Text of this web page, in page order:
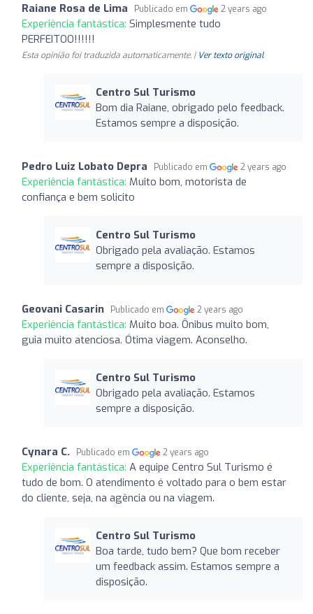
Raiane Rosa de Lima Publicado em 2 years ago
Experiência fantástica: Simplesmente tudo
PERFEITOO!!!!!!
Esta opinião foi traduzida automaticamente. | Ver texto original
Centro Sul Turismo
Bom dia Raiane, obrigado pelo feedback.
Estamos sempre a disposição.
Pedro Luiz Lobato Depra Publicado em 2 years ago
Experiência fantástica: Muito bom, motorista de
confiança e bem solicito
Centro Sul Turismo
Obrigado pela avaliação. Estamos
sempre a disposição.
Geovani Casarin Publicado em 2 years ago
Experiência fantástica: Muito boa. Ônibus muito bom,
guia muito atenciosa. Ótima viagem. Aconselho.
Centro Sul Turismo
Obrigado pela avaliação. Estamos
sempre a disposição.
Cynara C. Publicado em 2 years ago
Experiência fantástica: A equipe Centro Sul Turismo é
tudo de bom. O atendimento é voltado para o bem estar
do cliente, seja, na agência ou na viagem.
Centro Sul Turismo
Boa tarde, tudo bem? Que bom receber
um feedback assim. Estamos sempre a
disposição.